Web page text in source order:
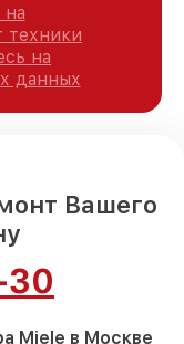
на
техники
на
данных
Вашего
30
Miele в Москве